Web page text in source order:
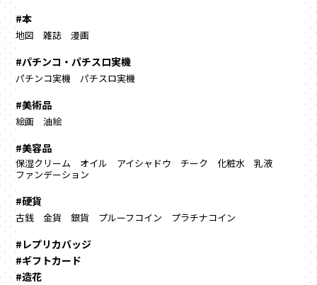
#本
地図 雑誌 漫画
#パチンコ・パチスロ実機
パチンコ実機 パチスロ実機
#美術品
絵画 油絵
#美容品
保湿クリーム オイル アイシャドウ チーク 化粧水
乳液
ファンデーション
#硬貨
古銭 金貨 銀貨 プルーフコイン プラチナコイン
#レプリカバッジ
#ギフトカード
#造花